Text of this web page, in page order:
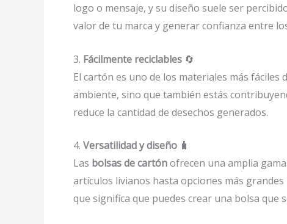
logo o mensaje, y su diseño suele ser
valor de tu marca y generar confianza entre
3. Fácilmente reciclables 🔄
El cartón es uno de los materiales más fáciles
ambiente, sino que también estás
reduce la cantidad de desechos generados.
4. Versatilidad y diseño 🧳
Las bolsas de cartónofrecen una amplia
artículos livianos hasta opciones más
que significa que puedes crear una bolsa que